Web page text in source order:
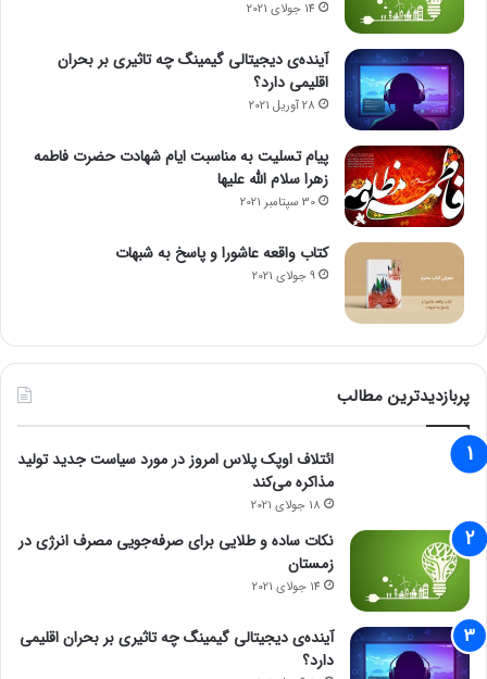
14 جولای 2021
آینده‌ی دیجیتالی گیمینگ چه تاثیری بر بحران
اقلیمی دارد؟
28 آوریل 2021
پیام تسلیت به مناسبت ایام شهادت حضرت فاطمه
زهرا سلام الله علیها
30 سپتامبر 2021
کتاب واقعه عاشورا و پاسخ به شبهات
9 جولای 2021
پربازدیدترین مطالب
ائتلاف اوپک پلاس امروز در مورد سیاست جدید تولید
مذاکره می‌کند
18 جولای 2021
نکات ساده و طلایی برای صرفه‌جویی مصرف انرژی در
زمستان
14 جولای 2021
آینده‌ی دیجیتالی گیمینگ چه تاثیری بر بحران اقلیمی
دارد؟